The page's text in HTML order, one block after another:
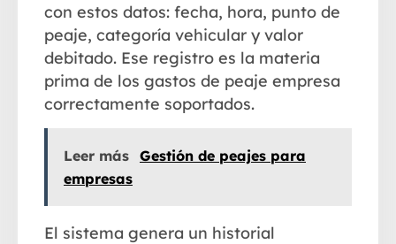
con estos datos: fecha, hora, punto de
peaje, categoría vehicular y valor
debitado. Ese registro es la materia
prima de los gastos de peaje empresa
correctamente soportados.
Leer más Gestión de peajes para
empresas
El sistema genera un historial